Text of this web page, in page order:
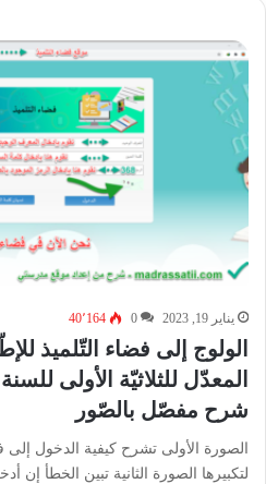
يناير 19, 2023 0 40٬164
الولوج إلى فضاء التّلميذ
شرح مفصّل بالصّور
الصورة الأولى تشرح كيفية الدخول إلى
لتكبيرها الصورة الثانية تبين الخطأ إن